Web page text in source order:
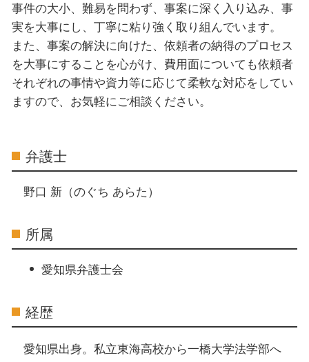
事件の大小、難易を問わず、事案に深く入り込み、事
実を大事にし、丁寧に粘り強く取り組んでいます。
また、事案の解決に向けた、依頼者の納得のプロセス
を大事にすることを心がけ、費用面についても依頼者
それぞれの事情や資力等に応じて柔軟な対応をしてい
ますので、お気軽にご相談ください。
弁護士
野口 新（のぐち あらた）
所属
愛知県弁護士会
経歴
愛知県出身。私立東海高校から一橋大学法学部へ